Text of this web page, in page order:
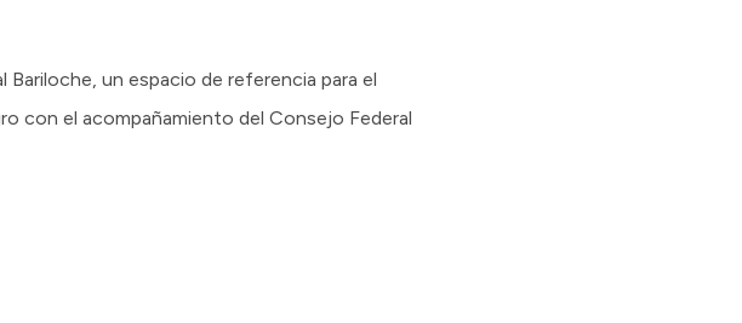
un espacio de referencia para el
con el acompañamiento del Consejo Federal